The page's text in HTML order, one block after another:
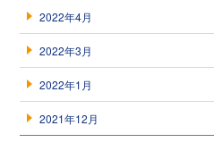
2022年4月
2022年3月
2022年1月
2021年12月